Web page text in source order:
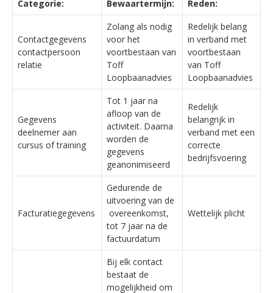
Categorie: Bewaartermijn: Reden:
Contactgegevens
contactpersoon
relatie
Zolang als nodig
voor het
voortbestaan van
Toff
Loopbaanadvies
Redelijk belang
in verband met
voortbestaan
van Toff
Loopbaanadvies
Gegevens
deelnemer aan
cursus of training
Tot 1 jaar na
afloop van de
activiteit. Daarna
worden de
gegevens
geanonimiseerd
Redelijk
belangrijk in
verband met een
correcte
bedrijfsvoering
Facturatiegegevens
Gedurende de
uitvoering van de
overeenkomst,
tot 7 jaar na de
factuurdatum
Wettelijk plicht
Bij elk contact
bestaat de
mogelijkheid om